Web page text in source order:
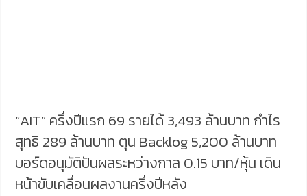
“AIT” ครึ่งปีแรก 69 รายได้ 3,493 ล้านบาท กำไร
สุทธิ 289 ล้านบาท ตุน Backlog 5,200 ล้านบาท
บอร์ดอนุมัติปันผลระหว่างกาล 0.15 บาท/หุ้น เดิน
หน้าขับเคลื่อนผลงานครึ่งปีหลัง